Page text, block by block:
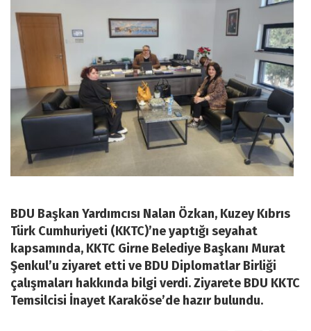
BDU Başkan Yardımcısı Nalan Özkan, Kuzey Kıbrıs
Türk Cumhuriyeti (KKTC)’ne yaptığı seyahat
kapsamında, KKTC Girne Belediye Başkanı Murat
Şenkul’u ziyaret etti ve BDU Diplomatlar Birliği
çalışmaları hakkında bilgi verdi. Ziyarete BDU KKTC
Temsilcisi İnayet Karaköse’de hazır bulundu.